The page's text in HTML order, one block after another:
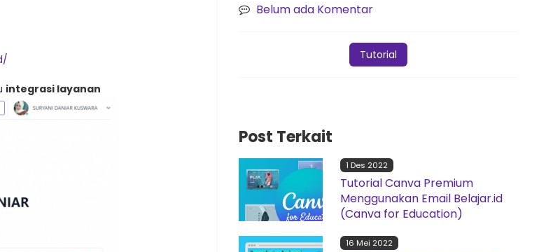
integrasi layanan
Belum ada Komentar
Tutorial
Post Terkait
1 Des 2022
Tutorial Canva Premium
Menggunakan Email Belajar.id
(Canva for Education)
16 Mei 2022